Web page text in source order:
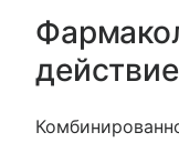
действие